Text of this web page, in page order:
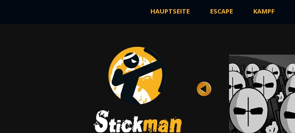
HAUPTSEITE ESCAPE KAMPF
KRIEG
Bewertung
Die Welt namens Inamorata leidet. Die
Nationen, die dort leben, kämpfen um einige
JETZT SPIELEN